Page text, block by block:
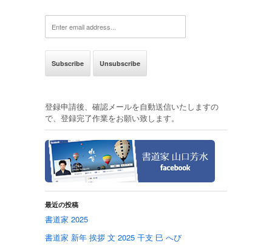
登録申請後、確認メールを自動送信いたしますの
で、登録完了作業をお願い致します。
最近の投稿
書道家 2025
書道家 新年 挨拶 文 2025 干支 巳 へび